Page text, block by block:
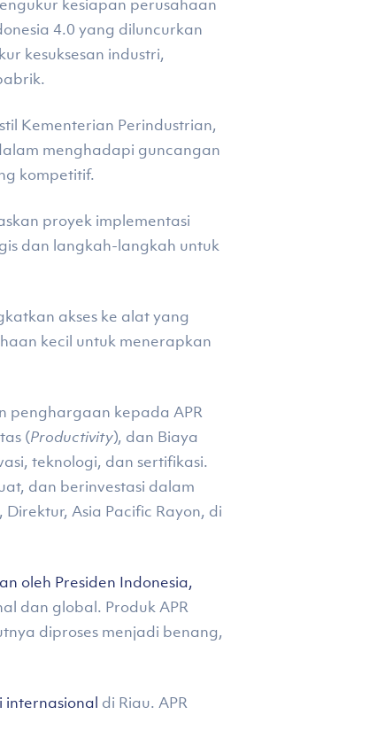
kesiapan perusahaan
4.0 yang diluncurkan
kesuksesan industri,
Kementerian Perindustrian,
menghadapi guncangan
kompetitif.
proyek implementasi
dan langkah-langkah untuk
akses ke alat yang
kecil untuk menerapkan
penghargaan kepada APR
(Productivity), dan Biaya
teknologi, dan sertifikasi.
dan berinvestasi dalam
Asia Pacific Rayon, di
oleh Presiden Indonesia,
dan global. Produk APR
diproses menjadi benang,
internasional di Riau. APR